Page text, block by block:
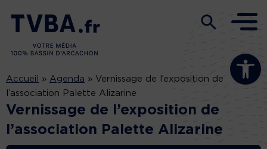
Ouvrir la
Accueil » Agenda » Vernissage de l’exposition de
l’association Palette Alizarine
Vernissage de l’exposition de
l’association Palette Alizarine